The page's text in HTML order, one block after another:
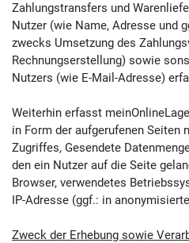
Zahlungstransfers und
Nutzer (wie Name, Adresse und
zwecks Umsetzung des
Rechnungserstellung) sowie
Nutzers (wie E-Mail-Adresse)
Weiterhin erfasst
in Form der aufgerufenen Seiten
Zugriffes, Gesendete
den ein Nutzer auf die Seite
Browser, verwendetes
IP-Adresse (ggf.: in
Zweck der Erhebung sowie